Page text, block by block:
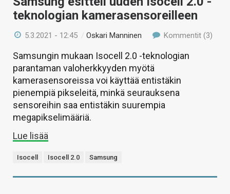
HAKU
teknologian kamerasensoreilleen
5.3.2021 - 12:45 /Oskari Manninen Kommentit (3)
Samsungin mukaan Isocell 2.0 -teknologian
parantaman valoherkkyyden myötä
kamerasensoreissa voi käyttää entistäkin
pienempiä pikseleitä, minkä seurauksena
sensoreihin saa entistäkin suurempia
megapikselimääriä.
Lue lisää
Isocell Isocell 2.0 Samsung